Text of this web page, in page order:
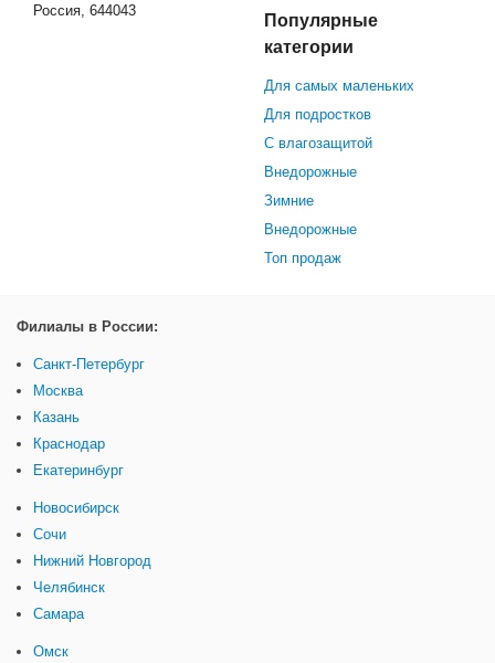
Россия, 644043
Популярные
категории
Для самых маленьких
Для подростков
С влагозащитой
Внедорожные
Зимние
Внедорожные
Топ продаж
Филиалы в России:
Санкт-Петербург
Москва
Казань
Краснодар
Екатеринбург
Новосибирск
Сочи
Нижний Новгород
Челябинск
Самара
Омск